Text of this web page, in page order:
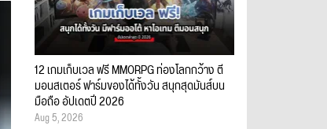
12 เกมเก็บเวล ฟรี MMORPG ท่องโลกกว้าง ตี
มอนสเตอร์ ฟาร์มของได้ทั้งวัน สนุกสุดมันส์บน
มือถือ อัปเดตปี 2026
Aug 5, 2026